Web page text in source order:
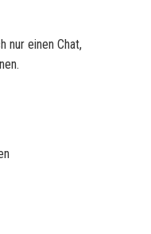
nur einen Chat,